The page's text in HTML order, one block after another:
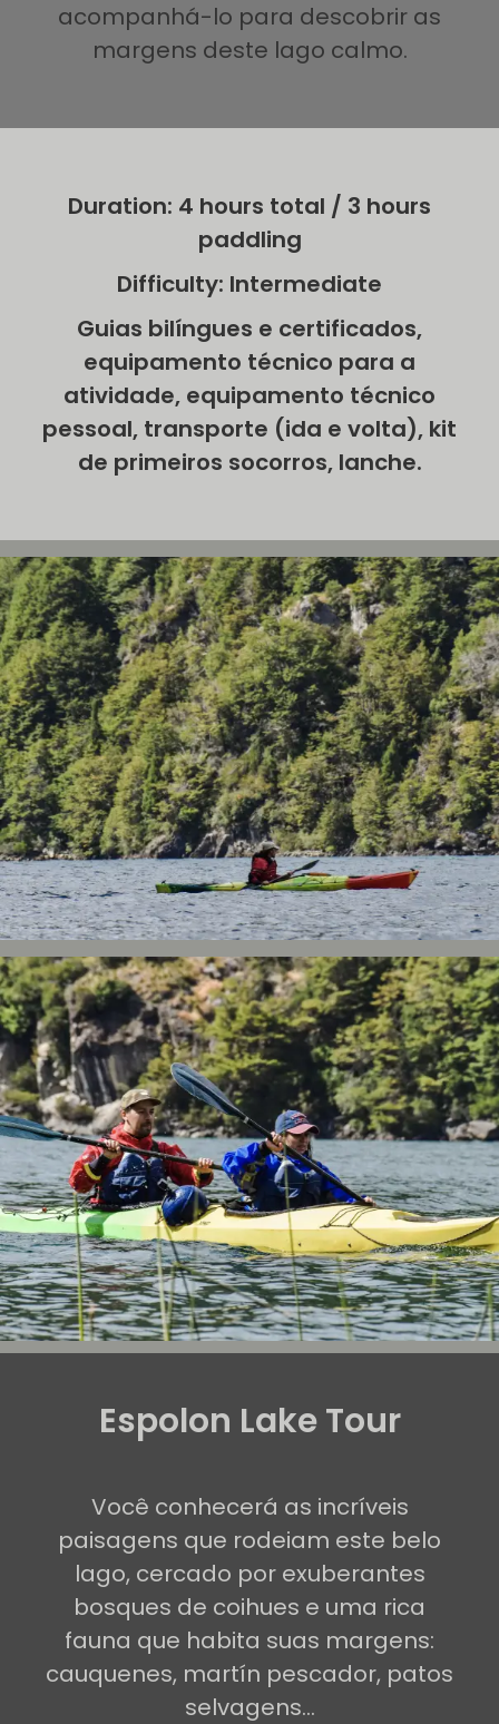
acompanhá-lo para descobrir as
margens deste lago calmo.
Duration: 4 hours total / 3 hours
paddling
Difficulty: Intermediate
Guias bilíngues e certificados,
equipamento técnico para a
atividade, equipamento técnico
pessoal, transporte (ida e volta), kit
de primeiros socorros, lanche.
Espolon Lake Tour
Você conhecerá as incríveis
paisagens que rodeiam este belo
lago, cercado por exuberantes
bosques de coihues e uma rica
fauna que habita suas margens:
cauquenes, martín pescador, patos
selvagens...